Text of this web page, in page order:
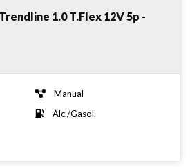
1.0 T.Flex 12V 5p -
Manual
Álc./Gasol.